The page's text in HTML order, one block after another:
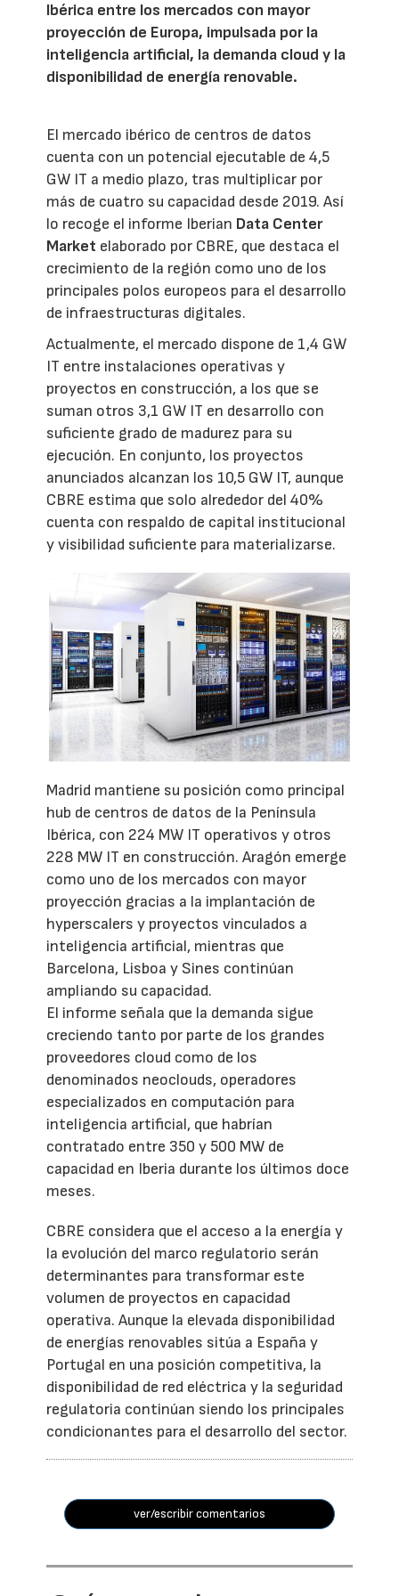
Ibérica entre los mercados con mayor
proyección de Europa, impulsada por la
inteligencia artificial, la demanda cloud y la
disponibilidad de energía renovable.
El mercado ibérico de centros de datos
cuenta con un potencial ejecutable de 4,5
GW IT a medio plazo, tras multiplicar por
más de cuatro su capacidad desde 2019. Así
lo recoge el informe Iberian Data Center
Market elaborado por CBRE, que destaca el
crecimiento de la región como uno de los
principales polos europeos para el desarrollo
de infraestructuras digitales.
Actualmente, el mercado dispone de 1,4 GW
IT entre instalaciones operativas y
proyectos en construcción, a los que se
suman otros 3,1 GW IT en desarrollo con
suficiente grado de madurez para su
ejecución. En conjunto, los proyectos
anunciados alcanzan los 10,5 GW IT, aunque
CBRE estima que solo alrededor del 40%
cuenta con respaldo de capital institucional
y visibilidad suficiente para materializarse.
Madrid mantiene su posición como principal
hub de centros de datos de la Península
Ibérica, con 224 MW IT operativos y otros
228 MW IT en construcción. Aragón emerge
como uno de los mercados con mayor
proyección gracias a la implantación de
hyperscalers y proyectos vinculados a
inteligencia artificial, mientras que
Barcelona, Lisboa y Sines continúan
ampliando su capacidad.
El informe señala que la demanda sigue
creciendo tanto por parte de los grandes
proveedores cloud como de los
denominados neoclouds, operadores
especializados en computación para
inteligencia artificial, que habrían
contratado entre 350 y 500 MW de
capacidad en Iberia durante los últimos doce
meses.
CBRE considera que el acceso a la energía y
la evolución del marco regulatorio serán
determinantes para transformar este
volumen de proyectos en capacidad
operativa. Aunque la elevada disponibilidad
de energías renovables sitúa a España y
Portugal en una posición competitiva, la
disponibilidad de red eléctrica y la seguridad
regulatoria continúan siendo los principales
condicionantes para el desarrollo del sector.
ver/escribir comentarios